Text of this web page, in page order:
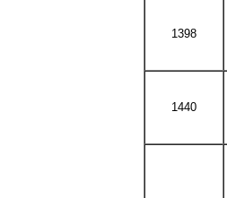
1398
1440